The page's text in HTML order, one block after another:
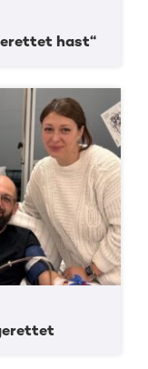
hast“